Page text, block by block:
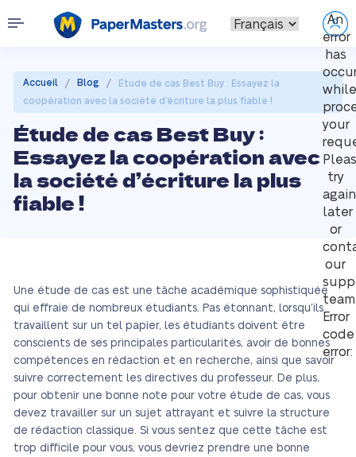
An
error
has
while
your
try
again
later
or
our
Error
code
error:
Accueil / Blog /
Étude de cas Best Buy : Essayez la
coopération avec la société d’écriture la plus fiable !
Étude de cas Best Buy :
Essayez la coopération avec
la société d’écriture la plus
fiable !
Une étude de cas est une tâche académique sophistiquée
qui effraie de nombreux étudiants. Pas étonnant, lorsqu’ils
travaillent sur un tel papier, les étudiants doivent être
conscients de ses principales particularités, avoir de bonnes
compétences en rédaction et en recherche, ainsi que savoir
suivre correctement les directives du professeur. De plus,
pour obtenir une bonne note pour votre étude de cas, vous
devez travailler sur un sujet attrayant et suivre la structure
de rédaction classique. Si vous sentez que cette tâche est
trop difficile pour vous, vous devriez prendre une bonne